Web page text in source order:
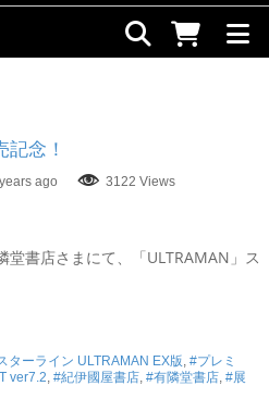
記念！
ago 3122 Views
書店さまにて、
「ULTRAMAN」ス
ターライン ULTRAMAN EX版 #プレミ
ver7.2 #紀伊國屋書店 #有隣堂書店 #展